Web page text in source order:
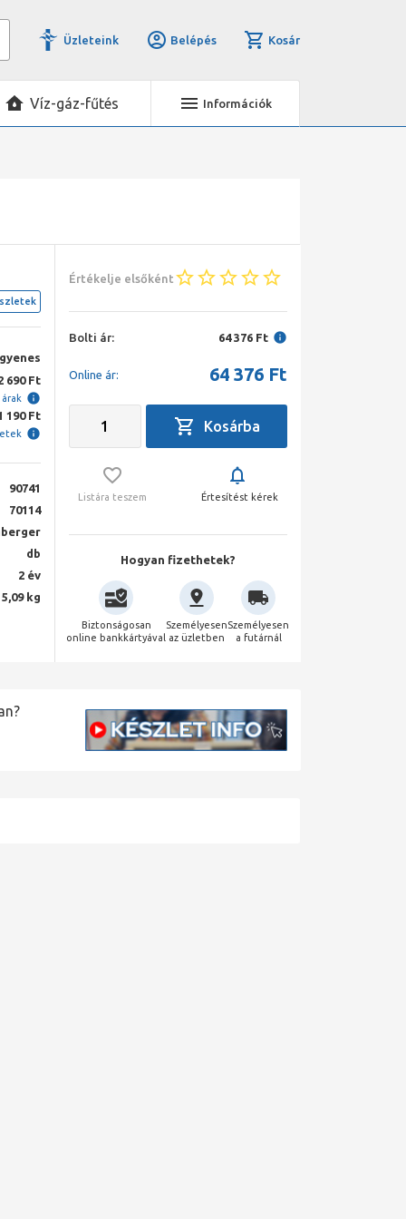
Üzleteink Belépés Kosár
Víz-gáz-fűtés Információk
690 Ft
190 Ft
90741
70114
db
2 év
5,09 kg
Értékelje elsőként
Bolti ár: 64 376 Ft
Online ár: 64 376 Ft
Listára teszem Értesítést kérek
Hogyan fizethetek?
Biztonságosan
online bankkártyával
Személyesen
az üzletben
Személyesen
a futárnál